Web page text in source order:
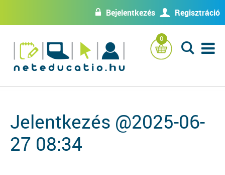
w Bejelentkezés U Regisztráció
0
L
Jelentkezés @2025-06-
27 08:34